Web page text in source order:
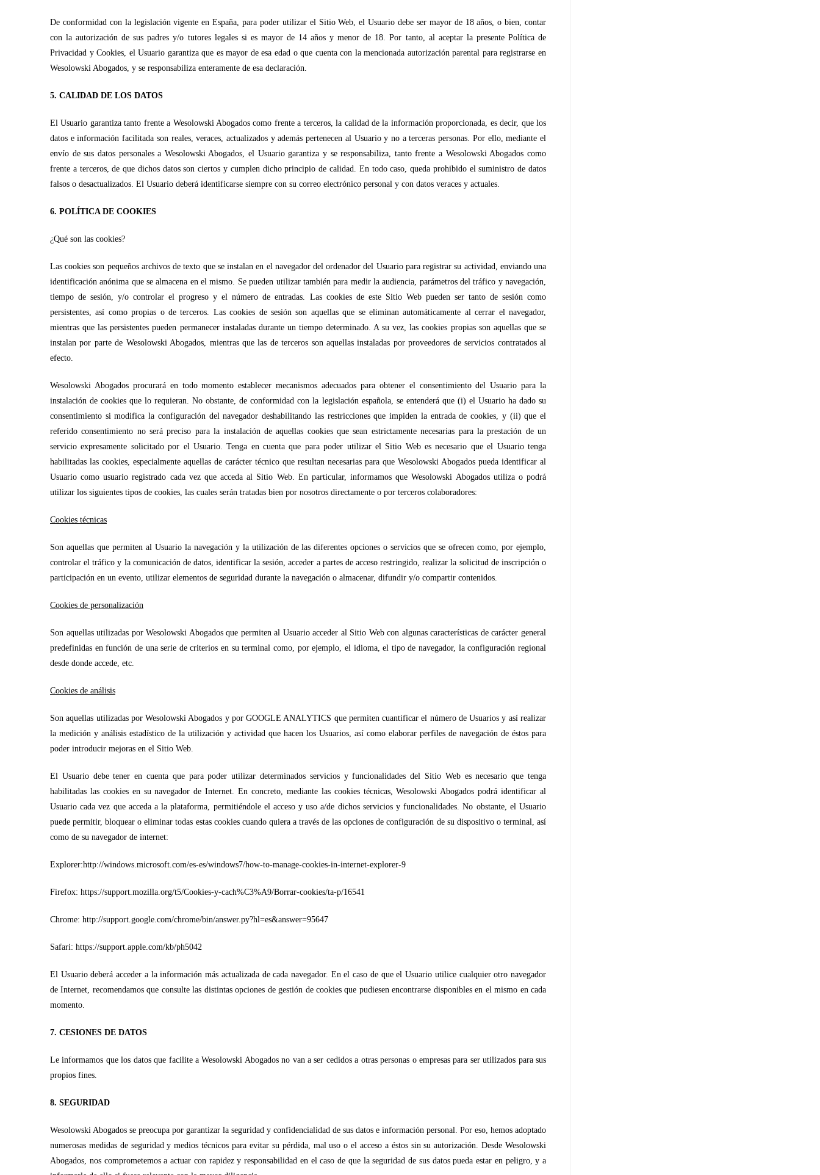
De conformidad con la legislación vigente en España, para poder utilizar el Sitio Web, el Usuario debe ser mayor de 18 años, o bien, contar
con la autorización de sus padres y/o tutores legales si es mayor de 14 años y menor de 18. Por tanto, al aceptar la presente Política de
Privacidad y Cookies, el Usuario garantiza que es mayor de esa edad o que cuenta con la mencionada autorización parental para registrarse en
Wesolowski Abogados, y se responsabiliza enteramente de esa declaración.
5. CALIDAD DE LOS DATOS
El Usuario garantiza tanto frente a Wesolowski Abogados como frente a terceros, la calidad de la información proporcionada, es decir, que los
datos e información facilitada son reales, veraces, actualizados y además pertenecen al Usuario y no a terceras personas. Por ello, mediante el
envío de sus datos personales a Wesolowski Abogados, el Usuario garantiza y se responsabiliza, tanto frente a Wesolowski Abogados como
frente a terceros, de que dichos datos son ciertos y cumplen dicho principio de calidad. En todo caso, queda prohibido el suministro de datos
falsos o desactualizados. El Usuario deberá identificarse siempre con su correo electrónico personal y con datos veraces y actuales.
6. POLÍTICA DE COOKIES
¿Qué son las cookies?
Las cookies son pequeños archivos de texto que se instalan en el navegador del ordenador del Usuario para registrar su actividad, enviando una
identificación anónima que se almacena en el mismo. Se pueden utilizar también para medir la audiencia, parámetros del tráfico y navegación,
tiempo de sesión, y/o controlar el progreso y el número de entradas. Las cookies de este Sitio Web pueden ser tanto de sesión como
persistentes, así como propias o de terceros. Las cookies de sesión son aquellas que se eliminan automáticamente al cerrar el navegador,
mientras que las persistentes pueden permanecer instaladas durante un tiempo determinado. A su vez, las cookies propias son aquellas que se
instalan por parte de Wesolowski Abogados, mientras que las de terceros son aquellas instaladas por proveedores de servicios contratados al
efecto.
Wesolowski Abogados procurará en todo momento establecer mecanismos adecuados para obtener el consentimiento del Usuario para la
instalación de cookies que lo requieran. No obstante, de conformidad con la legislación española, se entenderá que (i) el Usuario ha dado su
consentimiento si modifica la configuración del navegador deshabilitando las restricciones que impiden la entrada de cookies, y (ii) que el
referido consentimiento no será preciso para la instalación de aquellas cookies que sean estrictamente necesarias para la prestación de un
servicio expresamente solicitado por el Usuario. Tenga en cuenta que para poder utilizar el Sitio Web es necesario que el Usuario tenga
habilitadas las cookies, especialmente aquellas de carácter técnico que resultan necesarias para que Wesolowski Abogados pueda identificar al
Usuario como usuario registrado cada vez que acceda al Sitio Web. En particular, informamos que Wesolowski Abogados utiliza o podrá
utilizar los siguientes tipos de cookies, las cuales serán tratadas bien por nosotros directamente o por terceros colaboradores:
Cookies técnicas
Son aquellas que permiten al Usuario la navegación y la utilización de las diferentes opciones o servicios que se ofrecen como, por ejemplo,
controlar el tráfico y la comunicación de datos, identificar la sesión, acceder a partes de acceso restringido, realizar la solicitud de inscripción o
participación en un evento, utilizar elementos de seguridad durante la navegación o almacenar, difundir y/o compartir contenidos.
Cookies de personalización
Son aquellas utilizadas por Wesolowski Abogados que permiten al Usuario acceder al Sitio Web con algunas características de carácter general
predefinidas en función de una serie de criterios en su terminal como, por ejemplo, el idioma, el tipo de navegador, la configuración regional
desde donde accede, etc.
Cookies de análisis
Son aquellas utilizadas por Wesolowski Abogados y por GOOGLE ANALYTICS que permiten cuantificar el número de Usuarios y así realizar
la medición y análisis estadístico de la utilización y actividad que hacen los Usuarios, así como elaborar perfiles de navegación de éstos para
poder introducir mejoras en el Sitio Web.
El Usuario debe tener en cuenta que para poder utilizar determinados servicios y funcionalidades del Sitio Web es necesario que tenga
habilitadas las cookies en su navegador de Internet. En concreto, mediante las cookies técnicas, Wesolowski Abogados podrá identificar al
Usuario cada vez que acceda a la plataforma, permitiéndole el acceso y uso a/de dichos servicios y funcionalidades. No obstante, el Usuario
puede permitir, bloquear o eliminar todas estas cookies cuando quiera a través de las opciones de configuración de su dispositivo o terminal, así
como de su navegador de internet:
Explorer:http://windows.microsoft.com/es-es/windows7/how-to-manage-cookies-in-internet-explorer-9
Firefox: https://support.mozilla.org/t5/Cookies-y-cach%C3%A9/Borrar-cookies/ta-p/16541
Chrome: http://support.google.com/chrome/bin/answer.py?hl=es&answer=95647
Safari: https://support.apple.com/kb/ph5042
El Usuario deberá acceder a la información más actualizada de cada navegador. En el caso de que el Usuario utilice cualquier otro navegador
de Internet, recomendamos que consulte las distintas opciones de gestión de cookies que pudiesen encontrarse disponibles en el mismo en cada
momento.
7. CESIONES DE DATOS
Le informamos que los datos que facilite a Wesolowski Abogados no van a ser cedidos a otras personas o empresas para ser utilizados para sus
propios fines.
8. SEGURIDAD
Wesolowski Abogados se preocupa por garantizar la seguridad y confidencialidad de sus datos e información personal. Por eso, hemos adoptado
numerosas medidas de seguridad y medios técnicos para evitar su pérdida, mal uso o el acceso a éstos sin su autorización. Desde Wesolowski
Abogados, nos comprometemos a actuar con rapidez y responsabilidad en el caso de que la seguridad de sus datos pueda estar en peligro, y a